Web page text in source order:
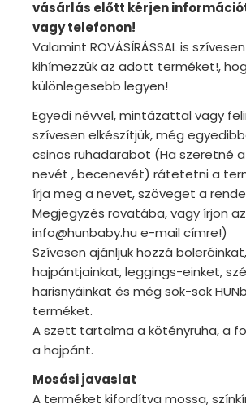
vásárlás előtt kérjen
vagy telefonon!
Valamint ROVÁSÍRÁSSAL is
kihímezzük az adott terméket!,
különlegesebb legyen!
Egyedi névvel, mintázattal vagy
szívesen elkészítjük, még
csinos ruhadarabot (Ha szeretné
nevét , becenevét) rátetetni a
írja meg a nevet, szöveget a
Megjegyzés rovatába, vagy írjon az
info@hunbaby.hu e-mail címre!)
Szívesen ajánljuk hozzá
hajpántjainkat, leggings-einket,
harisnyáinkat és még sok-sok
terméket.
A szett tartalma a kötényruha, a
a hajpánt.
Mosási javaslat
A terméket kifordítva mossa,